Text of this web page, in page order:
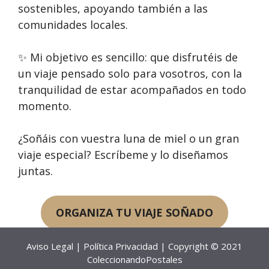
sostenibles, apoyando también a las
comunidades locales.
✨ Mi objetivo es sencillo: que disfrutéis de
un viaje pensado solo para vosotros, con la
tranquilidad de estar acompañados en todo
momento.
¿Soñáis con vuestra luna de miel o un gran
viaje especial? Escríbeme y lo diseñamos
juntas.
ORGANIZA TU VIAJE SOÑADO
Aviso Legal | Política Privacidad | Copyright © 2021
ColeccionandoPostales